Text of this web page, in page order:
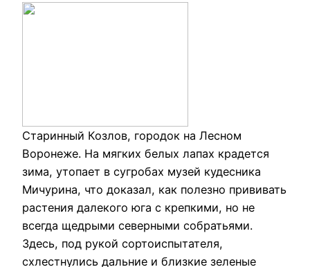
Старинный Козлов, городок на Лесном
Воронеже. На мягких белых лапах крадется
зима, утопает в сугробах музей кудесника
Мичурина, что доказал, как полезно прививать
растения далекого юга с крепкими, но не
всегда щедрыми северными собратьями.
Здесь, под рукой сортоиспытателя,
схлестнулись дальние и близкие зеленые